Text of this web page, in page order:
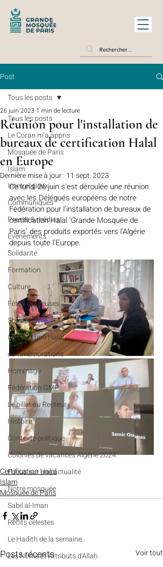
Post
Tous les posts
Le Coran m’a appris
Mosquée de Paris
Islam
Interreligieux
Communiqués
Presse & médias
Evénements
Solidarité
Formation
Culture
Fêtes religieuses
Société civile
Certification Halal
commémorations
Hommage
Fédération GMP
Le billet du Recteur
Histoire
Contexte politique
Colonies de vacances Algérie 2024
​​Focus sur une actualité
Notre mosquée
Sabil al-Iman
Récits célestes
Le Hadith de la semaine
Les Noms et Attributs d'Allah
Tous les posts
Réunion pour l'installation de
bureaux de certification Halal
en Europe
26 juin 2023 1 min de lecture
Dernière mise à jour : 11 sept. 2023
Ce lundi 26 juin s'est déroulée une réunion
avec les Délégués européens de notre
Fédération pour l’installation de bureaux de
certification Halal 'Grande Mosquée de
Paris' des produits exportés vers l'Algérie
depuis toute l’Europe.
Certification Halal
Islam
Mosquée de Paris
Posts récents Voir tout